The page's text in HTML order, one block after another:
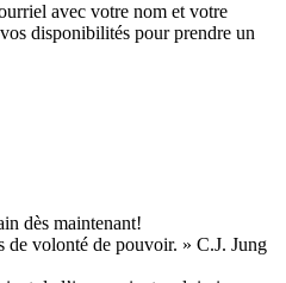
avec votre nom et votre
disponibilités pour prendre un
dès maintenant!
de volonté de pouvoir. » C.J. Jung